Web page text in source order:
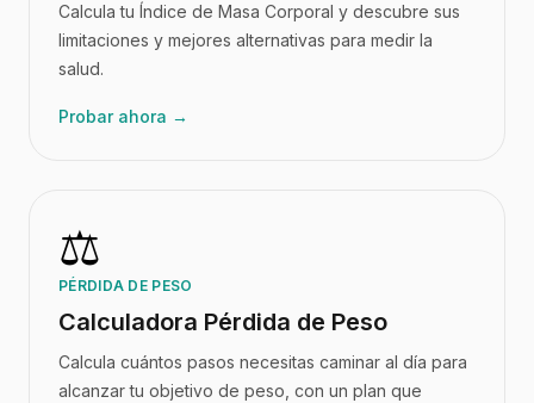
Calcula tu Índice de Masa Corporal y descubre sus
limitaciones y mejores alternativas para medir la
salud.
Probar ahora →
⚖️
PÉRDIDA DE PESO
Calculadora Pérdida de Peso
Calcula cuántos pasos necesitas caminar al día para
alcanzar tu objetivo de peso, con un plan que